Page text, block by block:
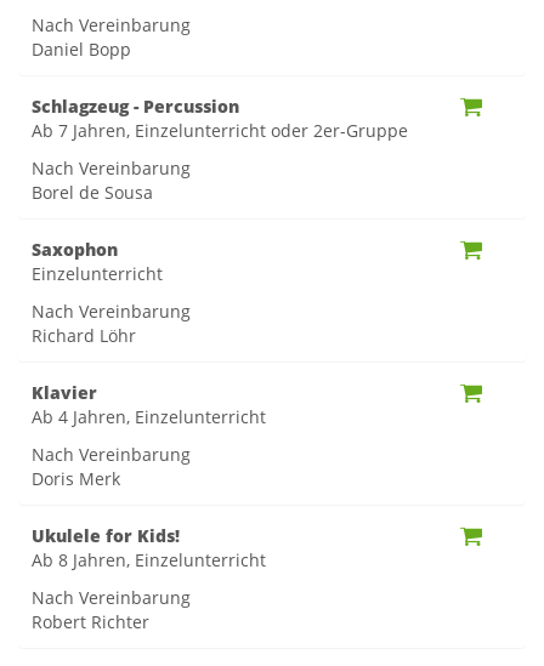
Nach Vereinbarung
Daniel Bopp
Schlagzeug - Percussion
Ab 7 Jahren, Einzelunterricht oder 2er-Gruppe
Nach Vereinbarung
Borel de Sousa
Saxophon
Einzelunterricht
Nach Vereinbarung
Richard Löhr
Klavier
Ab 4 Jahren, Einzelunterricht
Nach Vereinbarung
Doris Merk
Ukulele for Kids!
Ab 8 Jahren, Einzelunterricht
Nach Vereinbarung
Robert Richter